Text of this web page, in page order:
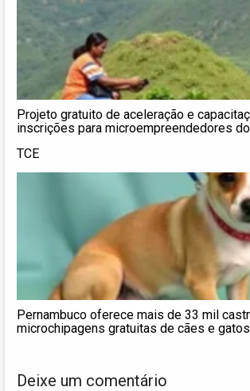
Projeto gratuito de aceleração e
inscrições para microempreendedores
TCE
Pernambuco oferece mais de 33 mil
microchipagens gratuitas de cães e
Deixe um comentário